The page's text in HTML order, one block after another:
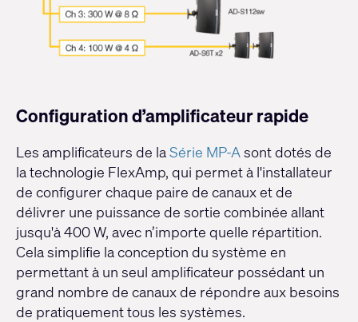
Configuration d’amplificateur rapide
Les amplificateurs de laSérie MP-Asont dotés de
la technologie FlexAmp, qui permet à l'installateur
de configurer chaque paire de canaux et de
délivrer une puissance de sortie combinée allant
jusqu'à 400 W, avec n’importe quelle répartition.
Cela simplifie la conception du système en
permettant à un seul amplificateur possédant un
grand nombre de canaux de répondre aux besoins
de pratiquement tous les systèmes.